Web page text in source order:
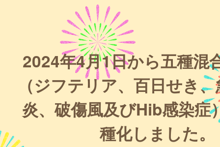
2024年4月1日から五種混
（ジフテリア、百日せき
炎、破傷風及びHib感染症
種化しました。